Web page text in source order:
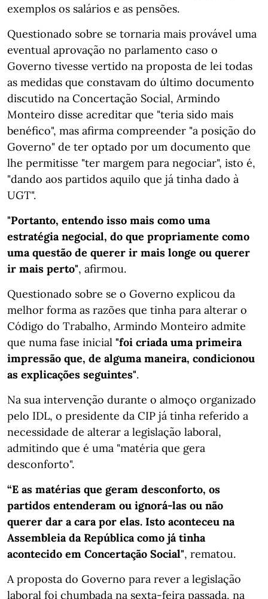
exemplos os salários e as pensões.
Questionado sobre se tornaria mais provável uma
eventual aprovação no parlamento caso o
Governo tivesse vertido na proposta de lei todas
as medidas que constavam do último documento
discutido na Concertação Social, Armindo
Monteiro disse acreditar que "teria sido mais
benéfico", mas afirma compreender "a posição do
Governo" de ter optado por um documento que
lhe permitisse "ter margem para negociar", isto é,
"dando aos partidos aquilo que já tinha dado à
UGT".
"Portanto, entendo isso mais como uma
estratégia negocial, do que propriamente como
uma questão de querer ir mais longe ou querer
ir mais perto", afirmou.
Questionado sobre se o Governo explicou da
melhor forma as razões que tinha para alterar o
Código do Trabalho, Armindo Monteiro admite
que numa fase inicial "foi criada uma primeira
impressão que, de alguma maneira, condicionou
as explicações seguintes".
Na sua intervenção durante o almoço organizado
pelo IDL, o presidente da CIP já tinha referido a
necessidade de alterar a legislação laboral,
admitindo que é uma "matéria que gera
desconforto".
“E as matérias que geram desconforto, os
partidos entenderam ou ignorá-las ou não
querer dar a cara por elas. Isto aconteceu na
Assembleia da República como já tinha
acontecido em Concertação Social", rematou.
A proposta do Governo para rever a legislação
laboral foi chumbada na sexta-feira passada, na